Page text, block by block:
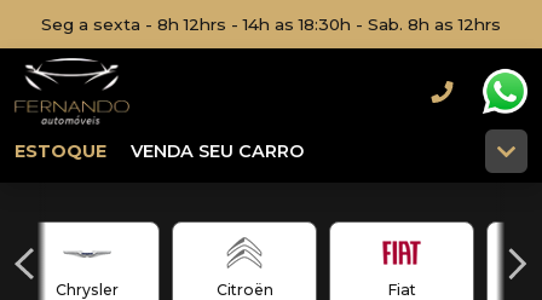
Seg a sexta - 8h 12hrs - 14h as 18:30h - Sab. 8h as 12hrs
ESTOQUE VENDA SEU CARRO
Chrysler Citroën Fiat